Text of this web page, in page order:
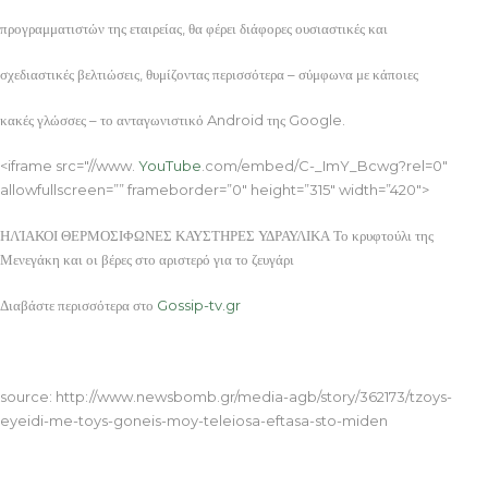
προγραμματιστών της εταιρείας, θα φέρει διάφορες ουσιαστικές και
σχεδιαστικές βελτιώσεις, θυμίζοντας περισσότερα – σύμφωνα με κάποιες
κακές γλώσσες – το ανταγωνιστικό Android της Google.
<iframe src="//www. YouTube .com/embed/C-_ImY_Bcwg?rel=0″
allowfullscreen=”” frameborder=”0″ height=”315″ width=”420″>
ΗΛΊΑΚΟΙ ΘΕΡΜΟΣΙΦΩΝΕΣ ΚΑΥΣΤΗΡΕΣ ΥΔΡΑΥΛΙΚΑ Το κρυφτούλι της
Μενεγάκη και οι βέρες στο αριστερό για το ζευγάρι
Διαβάστε περισσότερα στο Gossip-tv.gr
source: http://www.newsbomb.gr/media-agb/story/362173/tzoys-
eyeidi-me-toys-goneis-moy-teleiosa-eftasa-sto-miden